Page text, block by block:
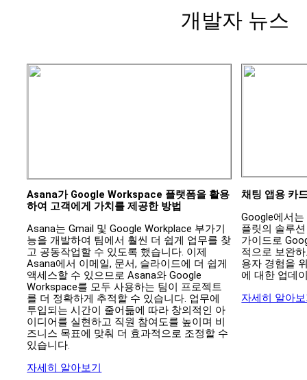
개발자 뉴스
Asana가 Google Workspace 플랫폼을 활용
하여 고객에게 가치를 제공한 방법
Asana는 Gmail 및 Google Workplace 부가기
능을 개발하여 팀에서 훨씬 더 쉽게 업무를 찾
고 공동작업할 수 있도록 했습니다. 이제
Asana에서 이메일, 문서, 슬라이드에 더 쉽게
액세스할 수 있으므로 Asana와 Google
Workspace를 모두 사용하는 팀이 프로젝트
를 더 정확하게 추적할 수 있습니다. 업무에
투입되는 시간이 줄어듦에 따라 창의적인 아
이디어를 실현하고 직원 참여도를 높이며 비
즈니스 목표에 맞춰 더 효과적으로 조정할 수
있습니다.
자세히 알아보기
채팅 앱용 카
Google에서
플릿의 솔루
가이드로
적으로 보완
용자 경험을
에 대한 업데
자세히 알아